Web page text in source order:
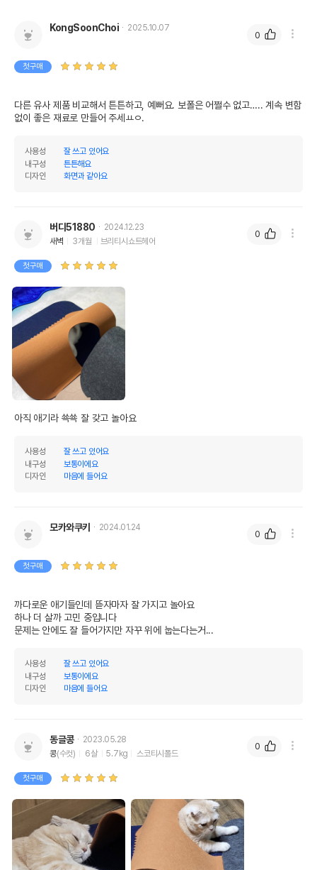
KongSoonChoi 2025.10.07
첫구매
다른 유사 제품 비교해서 튼튼하고, 예뻐요. 보폴은 어쩔수 없고….. 계속 변함
없이 좋은 재료로 만들어 주세ㅛㅇ.
사용성
잘 쓰고 있어요
내구성
튼튼해요
디자인
화면과 같아요
0
버디51880
2024.12.23
새벽
3개월 브리티시쇼트헤어
첫구매
아직 애기라 쑉쑉 잘 갖고 놀아요
사용성
잘 쓰고 있어요
내구성
보통이에요
디자인
마음에 들어요
0
모카와쿠키 2024.01.24
첫구매
까다로운 애기들인데 뜯자마자 잘 가지고 놀아요
하나 더 살까 고민 중입니다
문제는 안에도 잘 들어가지만 자꾸 위에 눕는다는거...
사용성
잘 쓰고 있어요
내구성
보통이에요
디자인
마음에 들어요
0
동글콩
2023.05.28
콩(수컷) 6살 5.7kg 스코티시폴드
첫구매
0